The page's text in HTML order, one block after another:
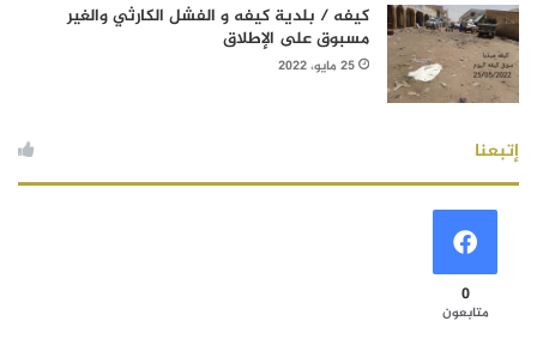
كيفه / بلدية كيفه و الفشل الكارثي والغير
مسبوق على الإطلاق
25 مايو، 2022
إتبعنا
0
متابعون